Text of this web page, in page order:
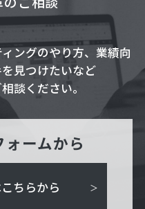
ングのやり方、業績向
見つけたいなど
談ください。
ームから
ちらから